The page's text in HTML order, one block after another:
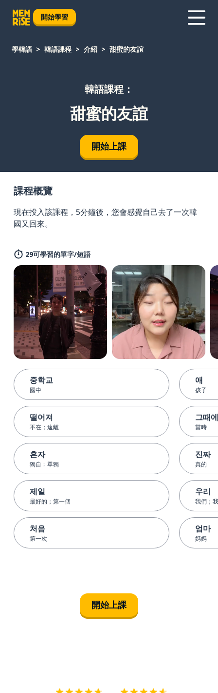
開始學習
學韓語 韓語課程 介紹 甜蜜的友誼
韓語課程：
甜蜜的友誼
開始上課
課程概覽
現在投入該課程，5分鐘後，您會感覺自己去了一次韓
國又回來。
29可學習的單字/短語
중학교
國中
떨어져
不在；遠離
혼자
獨自﹔單獨
제일
最好的；第一個
처음
第一次
애
孩子
그때에
當時
진짜
真的
우리
我們；
엄마
媽媽
開始上課